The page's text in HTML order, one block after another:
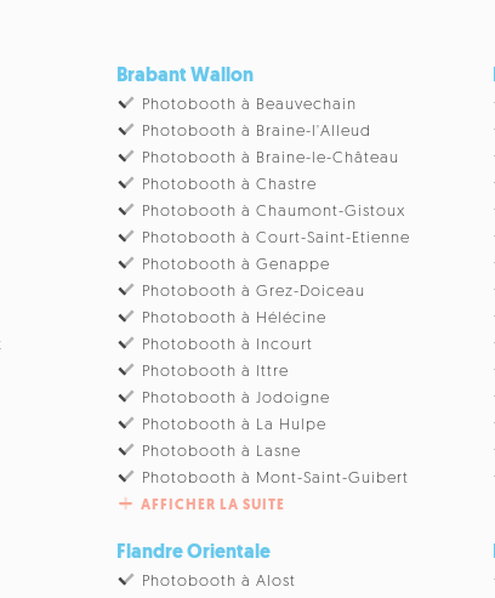
Brabant Wallon
Photobooth à Beauvechain
Photobooth à Braine-l'Alleud
Photobooth à Braine-le-Château
Photobooth à Chastre
Photobooth à Chaumont-Gistoux
Photobooth à Court-Saint-Etienne
Photobooth à Genappe
Photobooth à Grez-Doiceau
Photobooth à Hélécine
Photobooth à Incourt
Photobooth à Ittre
Photobooth à Jodoigne
Photobooth à La Hulpe
Photobooth à Lasne
Photobooth à Mont-Saint-Guibert
AFFICHER LA SUITE
Flandre Orientale
Photobooth à Alost